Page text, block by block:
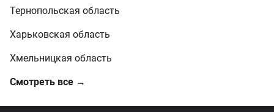
Тернопольская область
Харьковская область
Хмельницкая область
Смотреть все →